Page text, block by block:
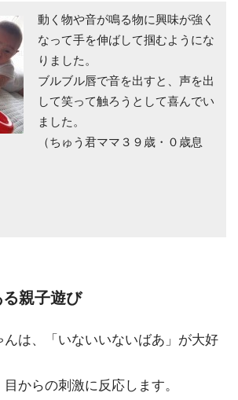
動く物や音が鳴る物に興味が強く
なって手を伸ばして掴むようにな
りました。
ブルブル唇で音を出すと、声を出
して笑って触ろうとして喜んでい
ました。
（ちゅう君ママ３９歳・０歳息
る親子遊び
んは、「いないいないばあ」が大好
目からの刺激に反応します。